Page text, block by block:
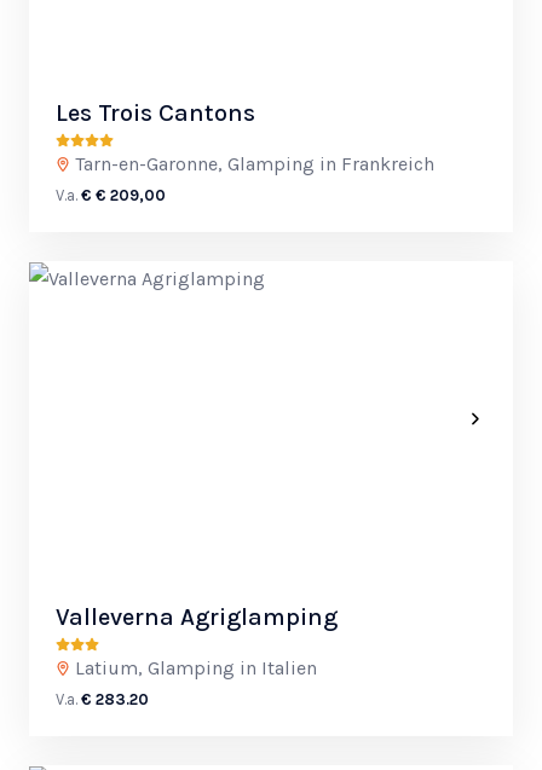
Les Trois Cantons
Tarn-en-Garonne, Glamping in Frankreich
V.a. € € 209,00
Valleverna Agriglamping
Latium, Glamping in Italien
V.a. € 283.20